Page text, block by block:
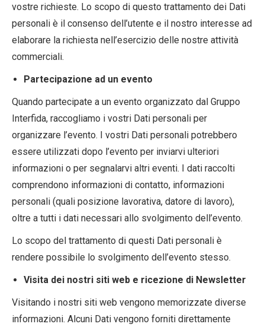
vostre richieste. Lo scopo di questo trattamento dei Dati
personali è il consenso dell’utente e il nostro interesse ad
elaborare la richiesta nell’esercizio delle nostre attività
commerciali.
Partecipazione ad un evento
Quando partecipate a un evento organizzato dal Gruppo
Interfida, raccogliamo i vostri Dati personali per
organizzare l’evento. I vostri Dati personali potrebbero
essere utilizzati dopo l’evento per inviarvi ulteriori
informazioni o per segnalarvi altri eventi. I dati raccolti
comprendono informazioni di contatto, informazioni
personali (quali posizione lavorativa, datore di lavoro),
oltre a tutti i dati necessari allo svolgimento dell’evento.
Lo scopo del trattamento di questi Dati personali è
rendere possibile lo svolgimento dell’evento stesso.
Visita dei nostri siti web e ricezione di Newsletter
Visitando i nostri siti web vengono memorizzate diverse
informazioni. Alcuni Dati vengono forniti direttamente